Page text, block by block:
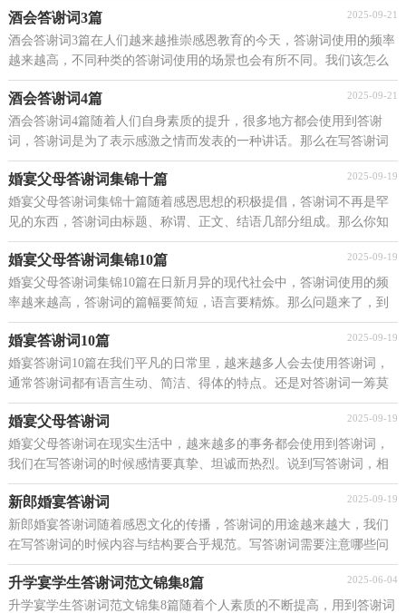
酒会答谢词3篇 2025-09-21
酒会答谢词3篇在人们越来越推崇感恩教育的今天，答谢词使用的频率
越来越高，不同种类的答谢词使用的场景也会有所不同。我们该怎么
写答谢词呢？以下是小编整理的酒会答谢词3篇，欢迎...
酒会答谢词4篇 2025-09-21
酒会答谢词4篇随着人们自身素质的提升，很多地方都会使用到答谢
词，答谢词是为了表示感激之情而发表的一种讲话。那么在写答谢词
时有什么注意事项呢？下面是小编为大家收集的酒会...
婚宴父母答谢词集锦十篇 2025-09-19
婚宴父母答谢词集锦十篇随着感恩思想的积极提倡，答谢词不再是罕
见的东西，答谢词由标题、称谓、正文、结语几部分组成。那么你知
道答谢词该如何写吗？下面是小编为大家整理的婚宴...
婚宴父母答谢词集锦10篇 2025-09-19
婚宴父母答谢词集锦10篇在日新月异的现代社会中，答谢词使用的频
率越来越高，答谢词的篇幅要简短，语言要精炼。那么问题来了，到
底应如何写一份恰当的答谢词呢？下面是小编为大家收集...
婚宴答谢词10篇 2025-09-19
婚宴答谢词10篇在我们平凡的日常里，越来越多人会去使用答谢词，
通常答谢词都有语言生动、简洁、得体的特点。还是对答谢词一筹莫
展吗？下面是小编精心整理的婚宴答谢词10篇，欢迎阅...
婚宴父母答谢词 2025-09-19
婚宴父母答谢词在现实生活中，越来越多的事务都会使用到答谢词，
我们在写答谢词的时候感情要真挚、坦诚而热烈。说到写答谢词，相
信很多人都是毫无头绪的状态吧，下面是小编整理的婚...
新郎婚宴答谢词 2025-09-19
新郎婚宴答谢词随着感恩文化的传播，答谢词的用途越来越大，我们
在写答谢词的时候内容与结构要合乎规范。写答谢词需要注意哪些问
题呢？以下是小编收集整理的新郎婚宴答谢词，希望能...
升学宴学生答谢词范文锦集8篇 2025-06-04
升学宴学生答谢词范文锦集8篇随着个人素质的不断提高，用到答谢词